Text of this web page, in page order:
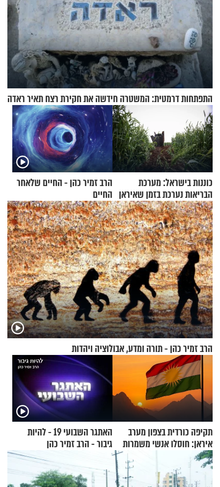
התפתחות דרמטית: המשטרה חידשה את חקירת רצח תאיר ראדה
כוננות בישראל: מערכת
הבריאות נערכת בזמן שאיראן
מאיימת על הבריטים
הרב זמיר כהן - החיים שלאחר
החיים
הרב זמיר כהן - תורה ומדע, אבולוציה ויהדות
תקיפה כורדית בצפון מערב
איראן: חוסלו אנשי משמרות
המהפכה
האתגר השבועי 19 - להיות
גיבור - הרב זמיר כהן